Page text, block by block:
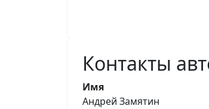
Контакты
Имя
Андрей Замятин